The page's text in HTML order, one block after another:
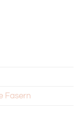
Fasern